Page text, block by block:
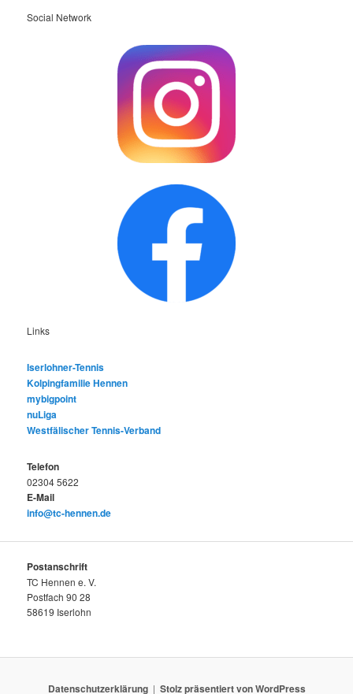
Social Network
Links
Iserlohner-Tennis
Kolpingfamilie Hennen
mybigpoint
nuLiga
Westfälischer Tennis-Verband
Telefon
02304 5622
E-Mail
info@tc-hennen.de
Postanschrift
TC Hennen e. V.
Postfach 90 28
58619 Iserlohn
Datenschutzerklärung Stolz präsentiert von WordPress